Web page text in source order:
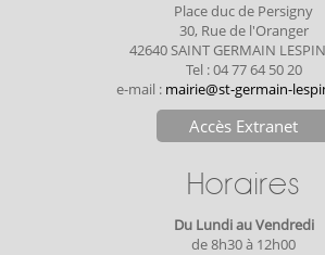
Place duc de Persigny
30, Rue de l'Oranger
42640 SAINT GERMAIN
Tel : 04 77 64 50 20
e-mail : mairie@st-germain-
Accès Extranet
Horaires
Du Lundi au Vendredi
de 8h30 à 12h00